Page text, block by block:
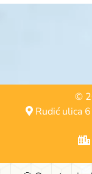
©
Rudić ulica 6